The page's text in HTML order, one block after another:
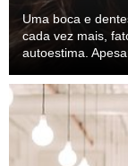
Uma boca e
cada vez mais,
autoestima.
tema continua a